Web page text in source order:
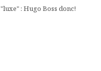
"luxe" : Hugo Boss donc!